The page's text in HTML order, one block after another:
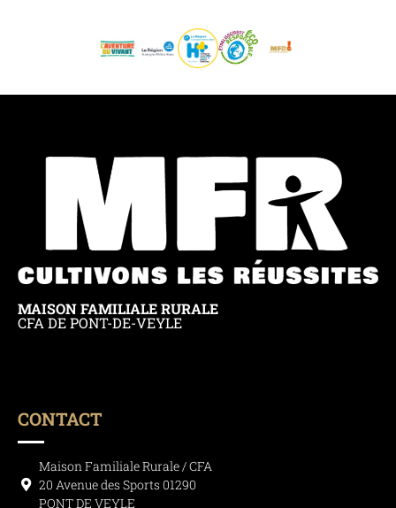
MAISON FAMILIALE RURALE
CFA DE PONT-DE-VEYLE
CONTACT
Maison Familiale Rurale / CFA
20 Avenue des Sports 01290
PONT DE VEYLE